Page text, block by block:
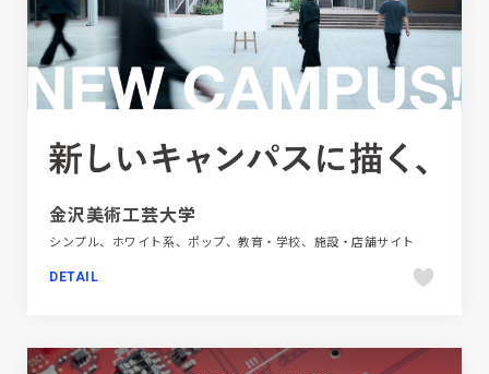
金沢美術工芸大学
シンプル、ホワイト系、ポップ、教育・学校、施設・店舗サイト
DETAIL